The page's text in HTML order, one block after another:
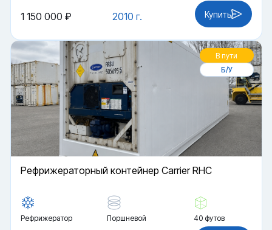
2010 г.
1 150 000 ₽ Купить
В пути
Б/У
Рефрижераторный контейнер Carrier RHC
Рефрижератор Поршневой 40 футов